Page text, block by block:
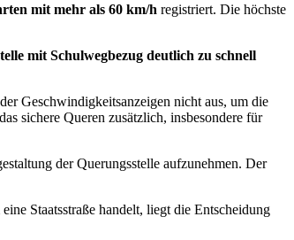
mit mehr als 60 km/h registriert. Die höchste
mit Schulwegbezug deutlich zu schnell
Geschwindigkeitsanzeigen nicht aus, um die
sichere Queren zusätzlich, insbesondere für
der Querungsstelle aufzunehmen. Der
Staatsstraße handelt, liegt die Entscheidung